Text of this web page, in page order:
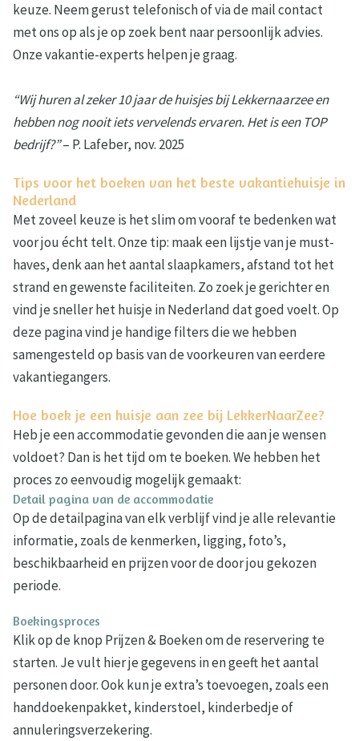
keuze. Neem gerust telefonisch of via de mail contact
met ons op als je op zoek bent naar persoonlijk advies.
Onze vakantie-experts helpen je graag.
“Wij huren al zeker 10 jaar de huisjes bij Lekkernaarzee en
hebben nog nooit iets vervelends ervaren. Het is een TOP
bedrijf?”– P. Lafeber, nov. 2025
Tips voor het boeken van het beste vakantiehuisje in
Nederland
Met zoveel keuze is het slim om vooraf te bedenken wat
voor jou écht telt. Onze tip: maak een lijstje van je must-
haves, denk aan het aantal slaapkamers, afstand tot het
strand en gewenste faciliteiten. Zo zoek je gerichter en
vind je sneller het huisje in Nederland dat goed voelt. Op
deze pagina vind je handige filters die we hebben
samengesteld op basis van de voorkeuren van eerdere
vakantiegangers.
Hoe boek je een huisje aan zee bij LekkerNaarZee?
Heb je een accommodatie gevonden die aan je wensen
voldoet? Dan is het tijd om te boeken. We hebben het
proces zo eenvoudig mogelijk gemaakt:
Detail pagina van de accommodatie
Op de detailpagina van elk verblijf vind je alle relevantie
informatie, zoals de kenmerken, ligging, foto’s,
beschikbaarheid en prijzen voor de door jou gekozen
periode.
Boekingsproces
Klik op de knop Prijzen & Boeken om de reservering te
starten. Je vult hier je gegevens in en geeft het aantal
personen door. Ook kun je extra’s toevoegen, zoals een
handdoekenpakket, kinderstoel, kinderbedje of
annuleringsverzekering.